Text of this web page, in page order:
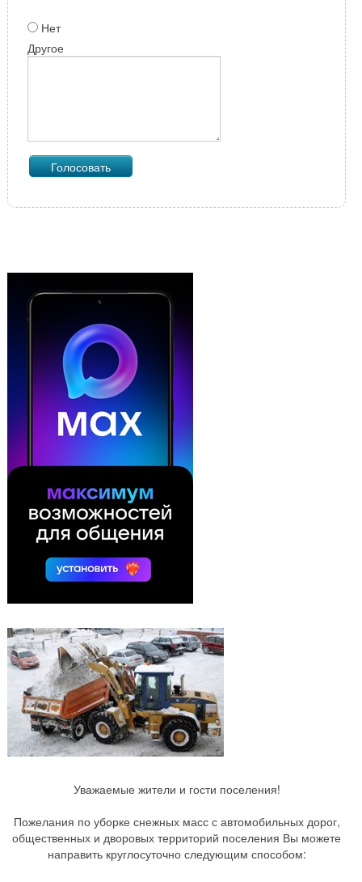
Нет
Другое
Уважаемые жители и гости поселения!
Пожелания по уборке снежных масс с автомобильных дорог,
общественных и дворовых территорий поселения Вы можете
направить круглосуточно следующим способом: